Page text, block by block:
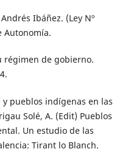
Ibáñez. (Ley Nº
Autonomía.
régimen de gobierno.
pueblos indígenas en las
Solé, A. (Edit) Pueblos
Un estudio de las
Tirant lo Blanch.